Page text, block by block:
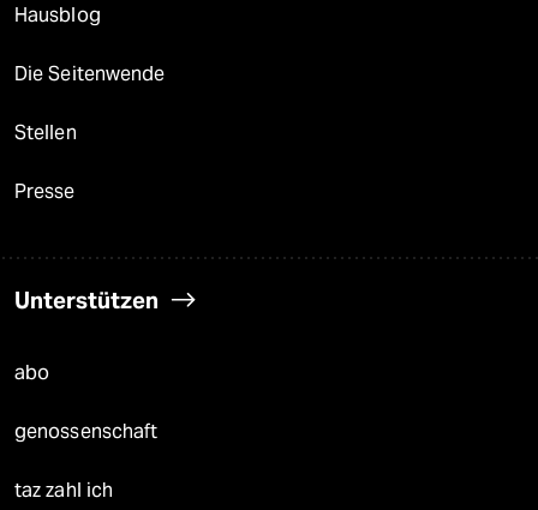
Hausblog
Die Seitenwende
Stellen
Presse
Unterstützen
abo
genossenschaft
taz zahl ich